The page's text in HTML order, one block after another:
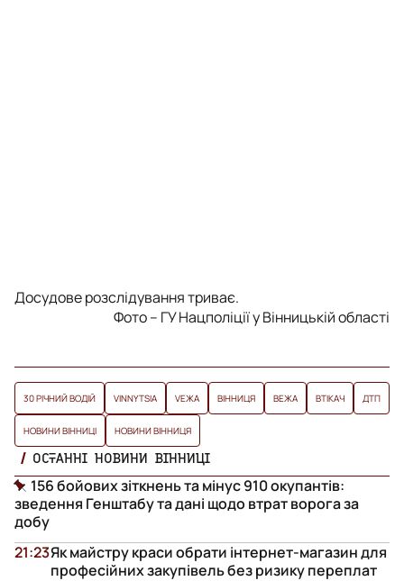
Досудове розслідування триває.
Фото – ГУ Нацполіції у Вінницькій області
30 РІЧНИЙ ВОДІЙ VINNYTSIA VЕЖА ВІННИЦЯ ВЕЖА ВТІКАЧ ДТП
НОВИНИ ВІННИЦІ НОВИНИ ВІННИЦЯ
ОСТАННІ НОВИНИ ВІННИЦІ
156 бойових зіткнень та мінус 910 окупантів:
зведення Генштабу та дані щодо втрат ворога за
добу
Як майстру краси обрати інтернет-магазин для
професійних закупівель без ризику переплат
21:23